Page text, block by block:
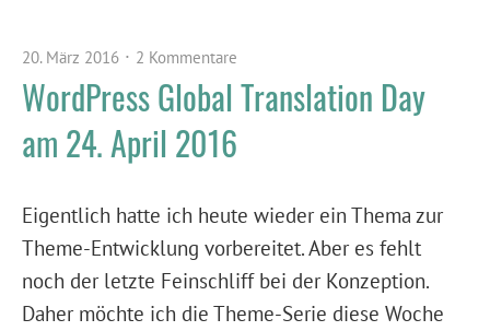
20. März 2016 2 Kommentare
WordPress Global Translation Day
am 24. April 2016
Eigentlich hatte ich heute wieder ein Thema zur
Theme-Entwicklung vorbereitet. Aber es fehlt
noch der letzte Feinschliff bei der Konzeption.
Daher möchte ich die Theme-Serie diese Woche